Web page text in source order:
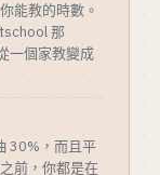
能教的時數。
那
一個家教變成
30%，而且平
前，你都是在